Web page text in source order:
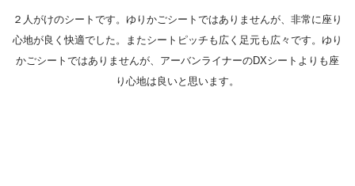
２人がけのシートです。ゆりかごシートではありませんが、非常に座り
心地が良く快適でした。またシートピッチも広く足元も広々です。ゆり
かごシートではありませんが、アーバンライナーのDXシートよりも座
り心地は良いと思います。